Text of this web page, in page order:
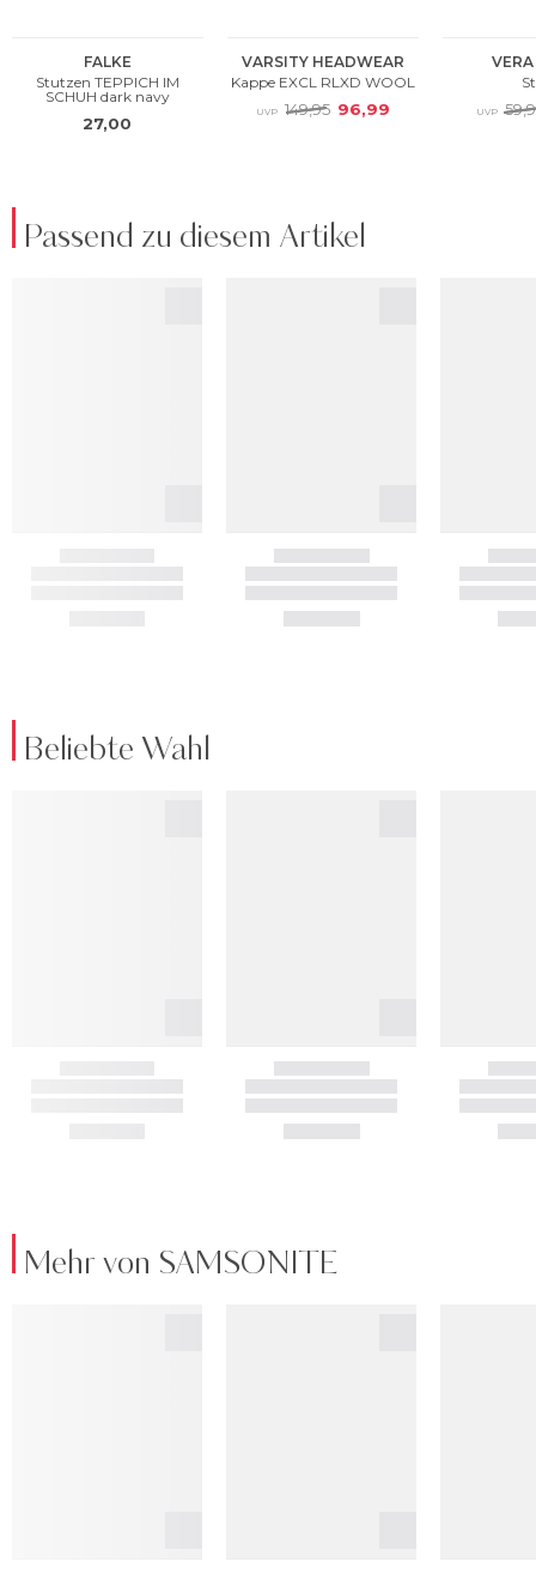
Passend zu diesem Artikel
Beliebte Wahl
Mehr von SAMSONITE